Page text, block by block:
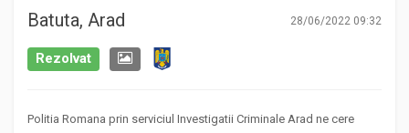
Batuta, Arad 28/06/2022 09:32
Rezolvat
Politia Romana prin serviciul Investigatii Criminale Arad ne cere